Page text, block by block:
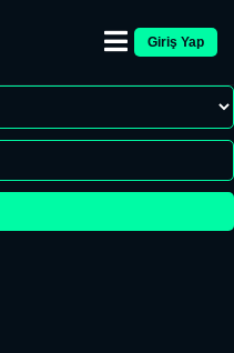
Giriş Yap